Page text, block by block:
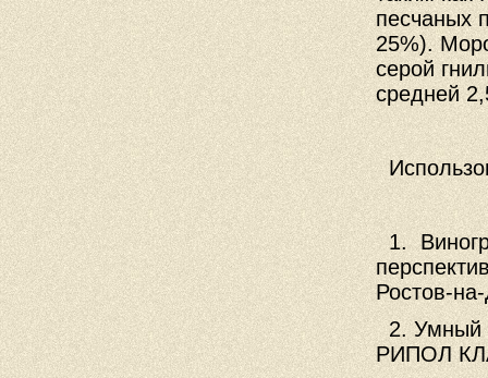
песчаных
25%).
серой
средней
1.
Ростов-
2. Умный
РИПОЛ